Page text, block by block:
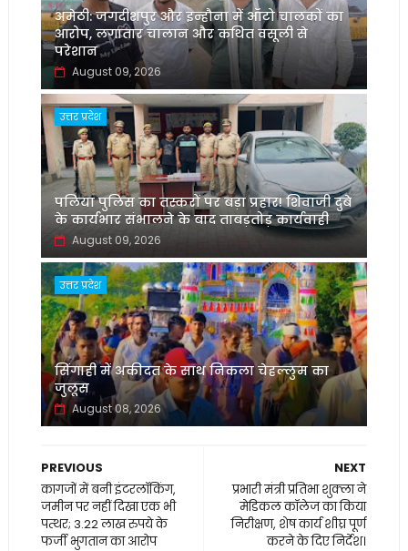
अमेठी: जगदीशपुर और इन्हौना में ऑटो चालकों का
आरोप, लगातार चालान और कथित वसूली से
परेशान
August 09, 2026
उत्तर प्रदेश
पलिया पुलिस का तस्करों पर बड़ा प्रहार! शिवाजी दुबे
के कार्यभार संभालने के बाद ताबड़तोड़ कार्यवाही
August 09, 2026
उत्तर प्रदेश
सिंगाही में अकीदत के साथ निकला चेहल्लुम का
जुलूस
August 08, 2026
NEXT
प्रभारी मंत्री प्रतिभा शुक्ला ने
मेडिकल कॉलेज का किया
निरीक्षण, शेष कार्य शीघ्र पूर्ण
करने के दिए निर्देश।
PREVIOUS
कागजों में बनी इंटरलॉकिंग,
जमीन पर नहीं दिखा एक भी
पत्थर; 3.22 लाख रुपये के
फर्जी भुगतान का आरोप